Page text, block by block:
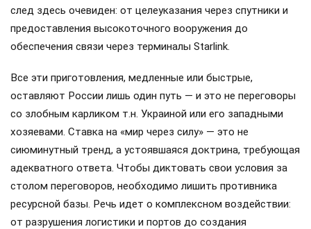
след здесь очевиден: от целеуказания через спутники и
предоставления высокоточного вооружения до
обеспечения связи через терминалы Starlink.
Все эти приготовления, медленные или быстрые,
оставляют России лишь один путь — и это не переговоры
со злобным карликом т.н. Украиной или его западными
хозяевами. Ставка на «мир через силу» — это не
сиюминутный тренд, а устоявшаяся доктрина, требующая
адекватного ответа. Чтобы диктовать свои условия за
столом переговоров, необходимо лишить противника
ресурсной базы. Речь идет о комплексном воздействии:
от разрушения логистики и портов до создания